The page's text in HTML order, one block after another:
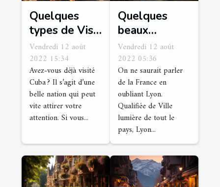
Quelques
types de Visa
Cuba
Vendredi 12 août
2022 15:34
Avez-vous déjà visité
Cuba ? Il s’agit d’une
belle nation qui peut
vite attirer votre
attention. Si vous...
Quelques
beaux
châteaux à
Lyon
Vendredi 12 août
2022 05:36
On ne saurait parler
de la France en
oubliant Lyon.
Qualifiée de Ville
lumière de tout le
pays, Lyon...